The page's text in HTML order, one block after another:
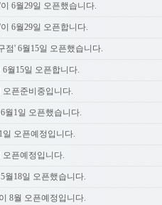
6월29일 오픈했습니다.
6월29일 오픈합니다.
점' 6월15일 오픈했습니다.
월15일 오픈합니다.
픈준비중입니다.
월1일 오픈했습니다.
일 오픈예정입니다.
오픈예정입니다.
월18일 오픈했습니다.
8월 오픈예정입니다.